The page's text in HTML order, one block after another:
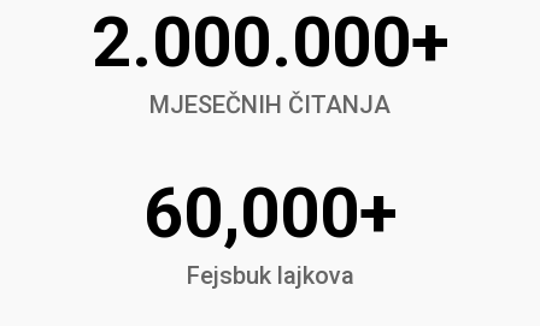
2.000.000+
MJESEČNIH ČITANJA
60,000+
Fejsbuk lajkova